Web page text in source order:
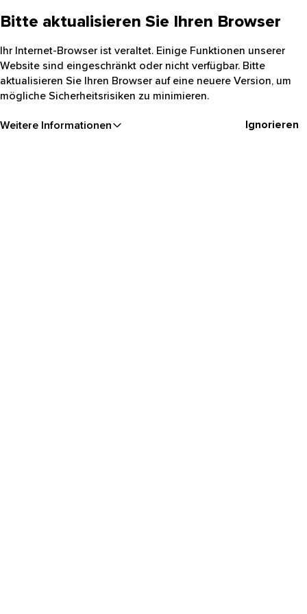
Bitte aktualisieren Sie Ihren Browser
Ihr Internet-Browser ist veraltet. Einige Funktionen unserer
Website sind eingeschränkt oder nicht verfügbar. Bitte
aktualisieren Sie Ihren Browser auf eine neuere Version, um
mögliche Sicherheitsrisiken zu minimieren.
Weitere Informationen Ignorieren